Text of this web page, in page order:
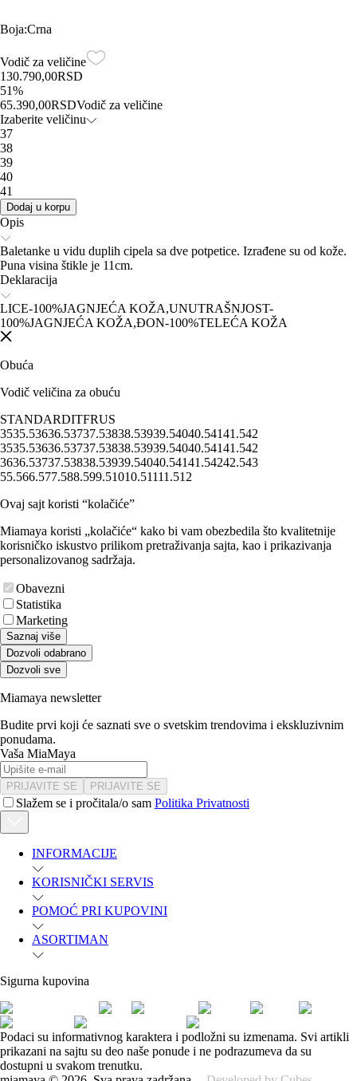
Boja:Crna
Vodič za veličine
130.790,00RSD
51%
65.390,00RSDVodič za veličine
Izaberite veličinu
37
38
39
40
41
Dodaj u korpu
Opis
Baletanke u vidu duplih cipela sa dve potpetice. Izrađene su od kože.
Puna visina štikle je 11cm.
Deklaracija
LICE-100%JAGNJEĆA KOŽA,UNUTRAŠNJOST-
100%JAGNJEĆA KOŽA,ĐON-100%TELEĆA KOŽA
Obuća
Vodič veličina za obuću
STANDARDITFRUS
3535.53636.53737.53838.53939.54040.54141.542
3535.53636.53737.53838.53939.54040.54141.542
3636.53737.53838.53939.54040.54141.54242.543
55.566.577.588.599.51010.51111.512
Ovaj sajt koristi “kolačiće”
Miamaya koristi „kolačiće“ kako bi vam obezbedila što kvalitetnije
korisničko iskustvo prilikom pretraživanja sajta, kao i prikazivanja
personalizovanog sadržaja.
Obavezni
Statistika
Marketing
Saznaj više
Dozvoli odabrano
Dozvoli sve
Miamaya newsletter
Budite prvi koji će saznati sve o svetskim trendovima i ekskluzivnim
ponudama.
Vaša MiaMaya
PRIJAVITE SE PRIJAVITE SE
Slažem se i pročitala/o sam Politika Privatnosti
INFORMACIJE
KORISNIČKI SERVIS
POMOĆ PRI KUPOVINI
ASORTIMAN
Sigurna kupovina
Podaci su informativnog karaktera i podložni su izmenama. Svi artikli
prikazani na sajtu su deo naše ponude i ne podrazumeva da su
dostupni u svakom trenutku.